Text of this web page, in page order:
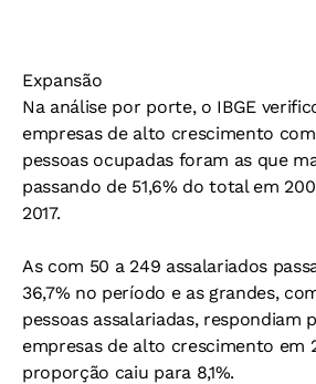
Expansão
Na análise por porte, o IBGE
empresas de alto crescimento
pessoas ocupadas foram as que
passando de 51,6% do total em
2017.
As com 50 a 249 assalariados
36,7% no período e as grandes,
pessoas assalariadas, respondiam
empresas de alto crescimento em
proporção caiu para 8,1%.